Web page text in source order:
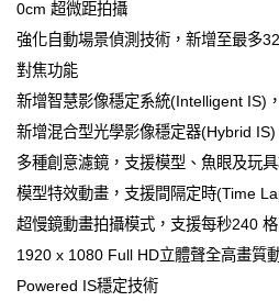
0cm 超微距拍攝
強化自動場景偵測技術，新增至最多
對焦功能
新增智慧影像穩定系統(Intelligent IS)
新增混合型光學影像穩定器(Hybrid
多種創意濾鏡，支援模型、魚眼及玩
模型特效動畫，支援間隔定時(Time
超慢鏡動畫拍攝模式，支援每秒240
1920 x 1080 Full HD立體聲全高畫質
Powered IS穩定技術